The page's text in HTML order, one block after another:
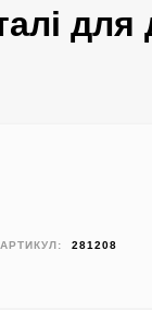
АРТИКУЛ: 281208